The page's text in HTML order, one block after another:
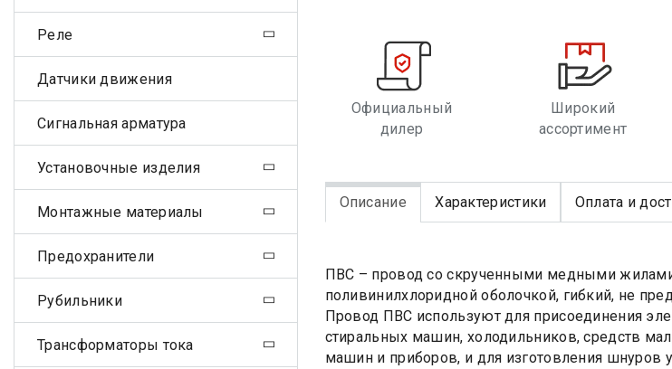
Официальный
дилер
Широкий
ассортимент
Описание Характеристики Оплата и
ПВС – провод со скрученными медными жилами
поливинилхлоридной оболочкой, гибкий, не
Провод ПВС используют для присоединения
стиральных машин, холодильников, средств
машин и приборов, и для изготовления шнуров
Реле
Датчики движения
Сигнальная арматура
Установочные изделия
Монтажные материалы
Предохранители
Рубильники
Трансформаторы тока